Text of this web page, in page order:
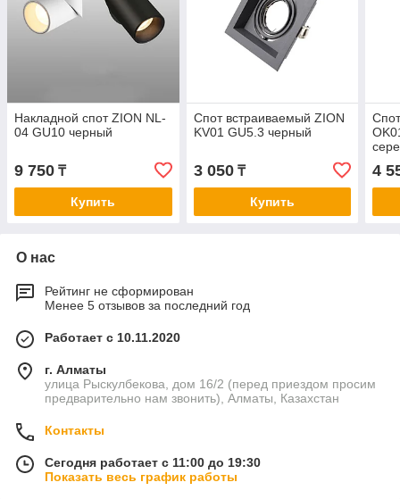
Накладной спот ZION NL-
04 GU10 черный
9 750 ₸
Купить
Спот встраиваемый ZION
KV01 GU5.3 черный
3 050₸
Купить
4
О нас
Рейтинг не сформирован
Менее 5 отзывов за последний год
Работает с 10.11.2020
г. Алматы
улица Рыскулбекова, дом 16/2 (перед приездом просим
предварительно нам звонить), Алматы, Казахстан
Контакты
Сегодня работает с 11:00 до 19:30
Показать весь график работы